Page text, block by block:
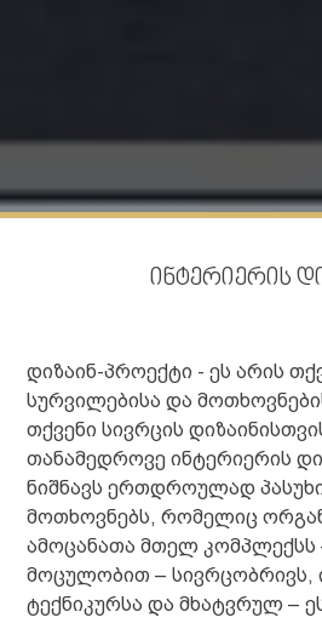
ინტერიერის
დიზაინ-პროექტი - ეს არის
სურვილებისა და
თქვენი სივრცის
თანამედროვე ინტერიერის
ნიშნავს ერთდროულად
მოთხოვნებს, რომელიც
ამოცანათა მთელ კომპლექსს
მოცულობით – სივრცობრივს,
ტექნიკურსა და მხატვრულ –